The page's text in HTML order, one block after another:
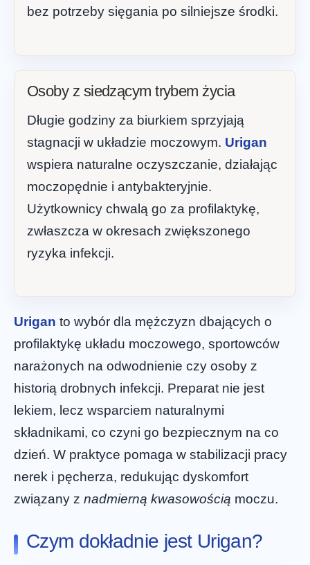
bez potrzeby sięgania po silniejsze środki.
Osoby z siedzącym trybem życia
Długie godziny za biurkiem sprzyjają
stagnacji w układzie moczowym. Urigan
wspiera naturalne oczyszczanie, działając
moczopędnie i antybakteryjnie.
Użytkownicy chwalą go za profilaktykę,
zwłaszcza w okresach zwiększonego
ryzyka infekcji.
Urigan to wybór dla mężczyzn dbających o
profilaktykę układu moczowego, sportowców
narażonych na odwodnienie czy osoby z
historią drobnych infekcji. Preparat nie jest
lekiem, lecz wsparciem naturalnymi
składnikami, co czyni go bezpiecznym na co
dzień. W praktyce pomaga w stabilizacji pracy
nerek i pęcherza, redukując dyskomfort
związany z nadmierną kwasowością moczu.
Czym dokładnie jest Urigan?